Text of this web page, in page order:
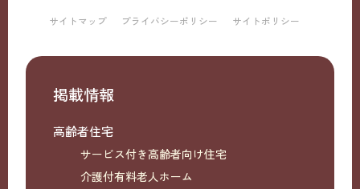
サイトマップ プライバシーポリシー サイトポリシー
掲載情報
高齢者住宅
サービス付き高齢者向け住宅
介護付有料老人ホーム